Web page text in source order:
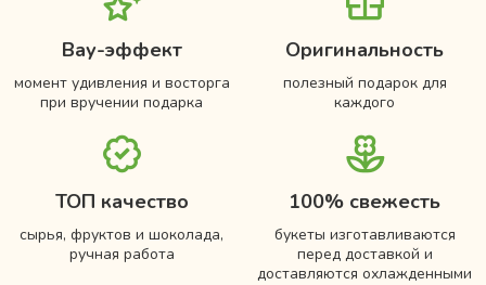
Вау-эффект
момент удивления и восторга
при вручении подарка
Оригинальность
полезный подарок для
каждого
ТОП качество
сырья, фруктов и шоколада,
ручная работа
100% свежесть
букеты изготавливаются
перед доставкой и
доставляются охлажденными